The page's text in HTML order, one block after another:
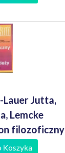
Lauer Jutta,
Lemcke
filozoficzny
Koszyka